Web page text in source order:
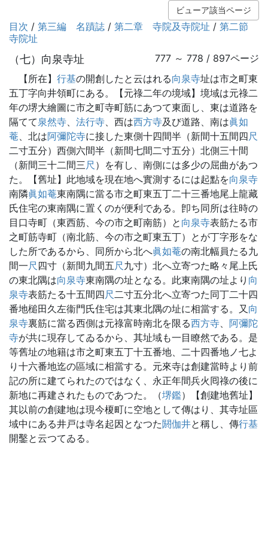
ビューア該当ページ
目次 / 第三編 名蹟誌 / 第二章 寺院及寺院址 / 第二節
寺院址
（七）向泉寺址
777 ～ 778 / 897ページ
【所在】 行基の開創したと云はれる向泉寺址は市之町東
五丁字向井領町にある。【元祿二年の境域】境域は元祿二
年の堺大繪圖に市之町寺町筋にあつて東面し、東は道路を
隔てて泉然寺、 法行寺、西は西方寺及び道路、南は眞如
菴、北は阿彌陀寺に接した東側十四間半（新間十五間四尺
二寸五分）西側六間半（新間七間二寸五分）北側三十間
（新間三十二間三尺 ）を有し、南側には多少の屈曲があつ
た。【舊址】此地域を現在地へ實測するには起點を向泉寺
南隣眞如菴東南隅に當る市之町東五丁二十三番地尾上龍藏
氏住宅の東南隅に置くのが便利である。卽ち同所は往時の
目口寺町（東西筋、今の市之町南筋）と 向泉寺表筋たる市
之町筋寺町（南北筋、今の市之町東五丁）とが丁字形をな
した所であるから、同所から北へ眞如菴の南北幅員たる九
間一尺 四寸（新間九間五尺 九寸）北へ立寄つた略々尾上氏
の東北隅は向泉寺東南隅の址となる。此東南隅の址より 向
泉寺表筋たる十五間四尺二寸五分北へ立寄つた同丁二十四
番地槌田久左衞門氏住宅は其東北隅の址に相當する。又向
泉寺裏筋に當る西側は元祿富時南北を限る西方寺、 阿彌陀
寺が共に現存してゐるから、其址域も一目瞭然である。是
等舊址の地籍は市之町東五丁十五番地、二十四番地ノ七よ
り十六番地迄の區域に相當する。元來寺は創建當時より前
記の所に建てられたのではなく、永正年間兵火囘祿の後に
新地に再建されたものであつた。（堺鑑）【創建地舊址】
其以前の創建地は現今榎町に空地として傳はり、其寺址區
域中にある井戸は寺名起因となつた閼伽井と稱し、傳行基
開鑿と云つてゐる。